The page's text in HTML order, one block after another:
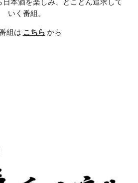
本酒を楽しみ、とことん追求して
いく番組。
組は こちら から